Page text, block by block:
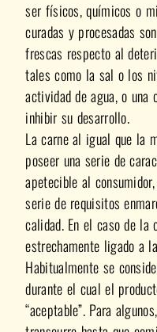
ser físicos, químicos o
curadas y procesadas
frescas respecto al
tales como la sal o los
actividad de agua, o una
inhibir su desarrollo.
La carne al igual que la
poseer una serie de
apetecible al
serie de requisitos
calidad. En el caso de la
estrechamente ligado a
Habitualmente se
durante el cual el
“aceptable”. Para